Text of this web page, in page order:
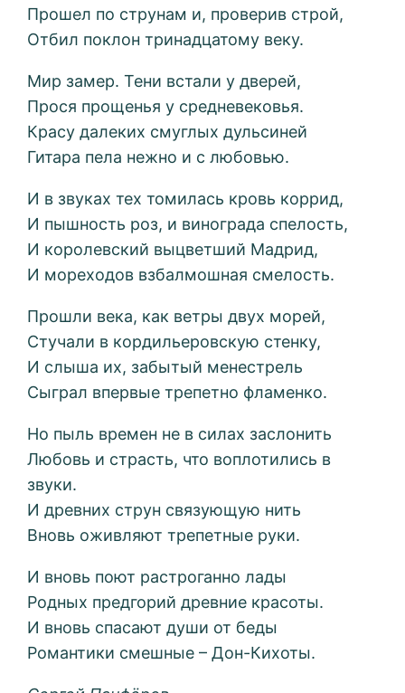
Прошел по струнам и, проверив строй,
Отбил поклон тринадцатому веку.
Мир замер. Тени встали у дверей,
Прося прощенья у средневековья.
Красу далеких смуглых дульсиней
Гитара пела нежно и с любовью.
И в звуках тех томилась кровь коррид,
И пышность роз, и винограда спелость,
И королевский выцветший Мадрид,
И мореходов взбалмошная смелость.
Прошли века, как ветры двух морей,
Стучали в кордильеровскую стенку,
И слыша их, забытый менестрель
Сыграл впервые трепетно фламенко.
Но пыль времен не в силах заслонить
Любовь и страсть, что воплотились в
звуки.
И древних струн связующую нить
Вновь оживляют трепетные руки.
И вновь поют растроганно лады
Родных предгорий древние красоты.
И вновь спасают души от беды
Романтики смешные – Дон-Кихоты.